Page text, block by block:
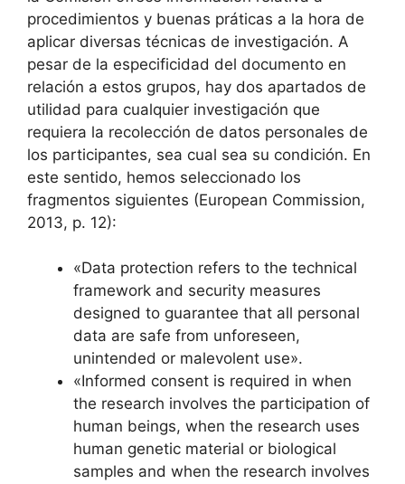
procedimientos y buenas práticas a la hora de
aplicar diversas técnicas de investigación. A
pesar de la especificidad del documento en
relación a estos grupos, hay dos apartados de
utilidad para cualquier investigación que
requiera la recolección de datos personales de
los participantes, sea cual sea su condición. En
este sentido, hemos seleccionado los
fragmentos siguientes (European Commission,
2013, p. 12):
«Data protection refers to the technical
framework and security measures
designed to guarantee that all personal
data are safe from unforeseen,
unintended or malevolent use».
«Informed consent is required in when
the research involves the participation of
human beings, when the research uses
human genetic material or biological
samples and when the research involves